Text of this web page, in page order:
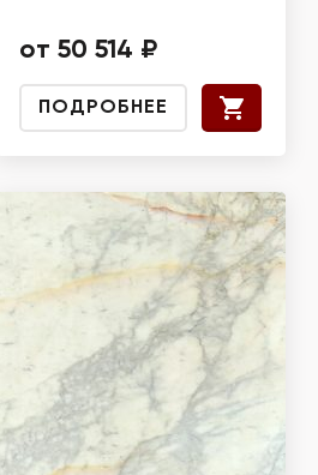
от 50 514 ₽
ПОДРОБНЕЕ